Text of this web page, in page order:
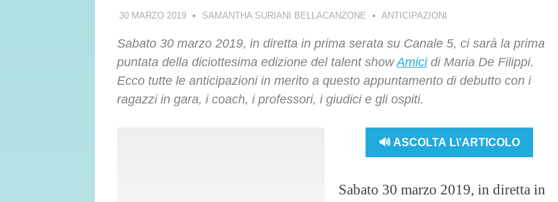
30 MARZO 2019 SAMANTHA SURIANI BELLACANZONE ANTICIPAZIONI
Sabato 30 marzo 2019, in diretta in prima serata su Canale 5, ci sarà la prima
puntata della diciottesima edizione del talent showAmicidi Maria De Filippi.
Ecco tutte le anticipazioni in merito a questo appuntamento di debutto con i
ragazzi in gara, i coach, i professori, i giudici e gli ospiti.
🔊 ASCOLTA L\'ARTICOLO
Sabato 30 marzo 2019, in diretta in